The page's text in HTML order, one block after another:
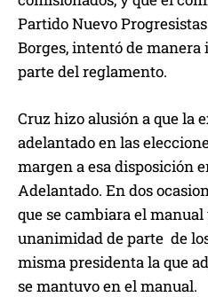
Partido Nuevo
Borges, intentó de
parte del reglamento.
Cruz hizo alusión a que la
adelantado en las
margen a esa disposición
Adelantado. En dos
que se cambiara el manual
unanimidad de parte de
misma presidenta la que
se mantuvo en el manual.